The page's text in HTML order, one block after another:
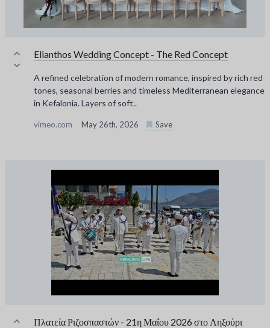
Elianthos Wedding Concept - The Red Concept
A refined celebration of modern romance, inspired by rich red
tones, seasonal berries and timeless Mediterranean elegance
in Kefalonia. Layers of soft..
vimeo.com May 26th, 2026 Save
Πλατεία Ριζοσπαστών - 21η Μαΐου 2026 στο Ληξούρι